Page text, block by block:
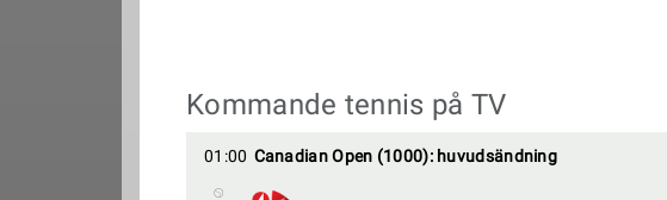
Kommande tennis på TV
01:00 Canadian Open (1000): huvudsändning